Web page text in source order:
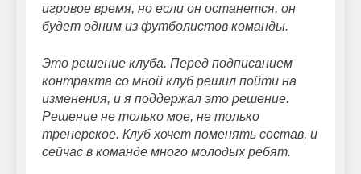
игровое время, но если он останется, он
будет одним из футболистов команды.
Это решение клуба. Перед подписанием
контракта со мной клуб решил пойти на
изменения, и я поддержал это решение.
Решение не только мое, не только
тренерское. Клуб хочет поменять состав, и
сейчас в команде много молодых ребят.